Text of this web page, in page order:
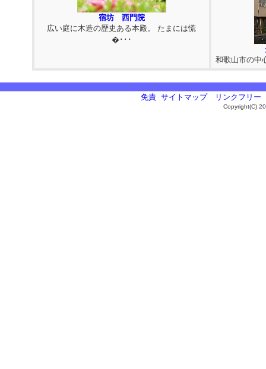
宿坊 西門院
広い庭に木造の歴史ある本殿。 たまには慌
�･･･
和歌山市の中
免責 サイトマップ リンクフリー
Copyright(C)